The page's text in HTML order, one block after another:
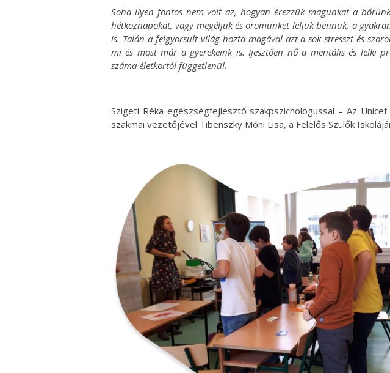
Soha ilyen fontos nem volt az, hogyan érezzük magunkat a
hétköznapokat, vagy megéljük és örömünket leljük bennük, a
is. Talán a felgyorsult világ hozta magával azt a sok stresszt és
mi és most már a gyerekeink is. Ijesztően nő a mentális és lelki
száma életkortól függetlenül.
Szigeti Réka egészségfejlesztő szakpszichológussal – Az Unicef
szakmai vezetőjével Tibenszky Móni Lisa, a Felelős Szülők